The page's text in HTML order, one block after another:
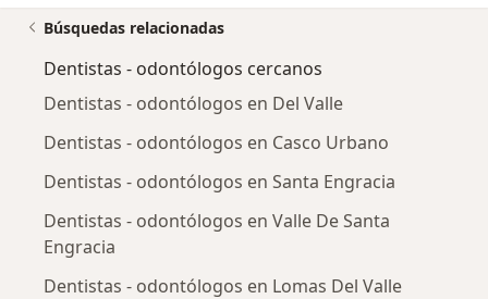
Búsquedas relacionadas
Dentistas - odontólogos cercanos
Dentistas - odontólogos en Del Valle
Dentistas - odontólogos en Casco Urbano
Dentistas - odontólogos en Santa Engracia
Dentistas - odontólogos en Valle De Santa
Engracia
Dentistas - odontólogos en Lomas Del Valle